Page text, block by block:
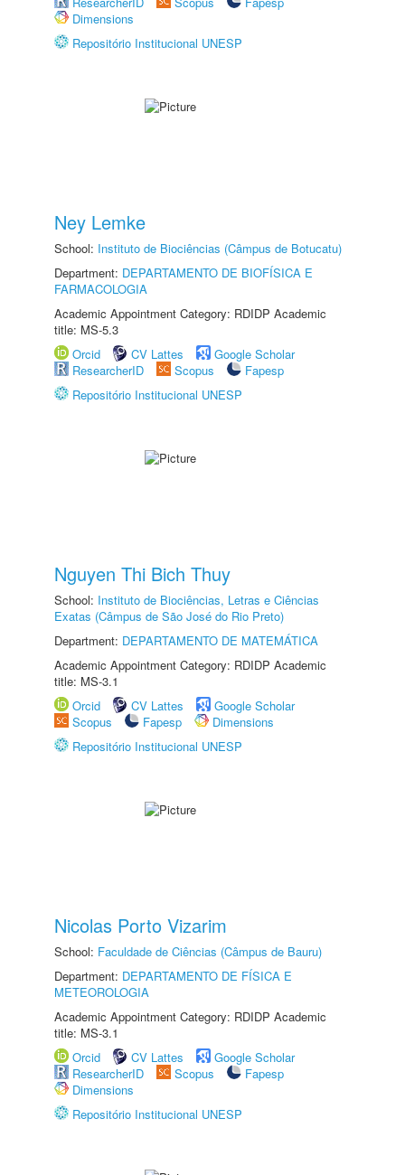
Dimensions
Repositório Institucional UNESP
Ney Lemke
School: Instituto de Biociências (Câmpus de Botucatu)
Department: DEPARTAMENTO DE BIOFÍSICA E
FARMACOLOGIA
Academic Appointment Category: RDIDP Academic
title: MS-5.3
Orcid
CV Lattes
Google Scholar
ResearcherID
Scopus
Fapesp
Repositório Institucional UNESP
Nguyen Thi Bich Thuy
School: Instituto de Biociências, Letras e Ciências
Exatas (Câmpus de São José do Rio Preto)
Department: DEPARTAMENTO DE MATEMÁTICA
Academic Appointment Category: RDIDP Academic
title: MS-3.1
Orcid
CV Lattes
Google Scholar
Scopus
Fapesp
Dimensions
Repositório Institucional UNESP
Nicolas Porto Vizarim
School: Faculdade de Ciências (Câmpus de Bauru)
Department: DEPARTAMENTO DE FÍSICA E
METEOROLOGIA
Academic Appointment Category: RDIDP Academic
title: MS-3.1
Orcid
CV Lattes
Google Scholar
ResearcherID
Scopus
Fapesp
Dimensions
Repositório Institucional UNESP